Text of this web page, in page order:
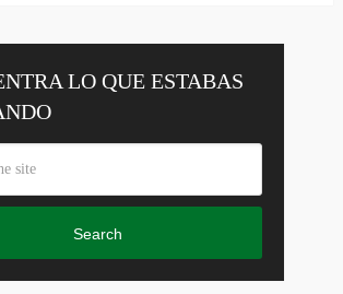
LO QUE ESTABAS
Search